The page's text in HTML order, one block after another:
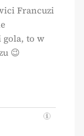
Francuzi
gola, to w
😉